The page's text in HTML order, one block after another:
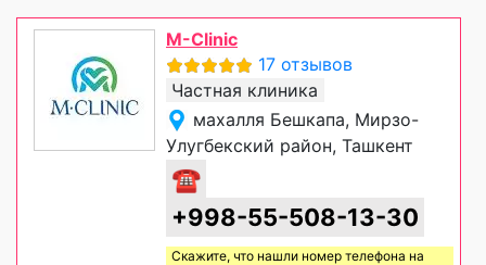
M-Clinic
17 отзывов
Частная клиника
махалля Бешкапа, Мирзо-
Улугбекский район, Ташкент
☎
+998-55-508-13-30
Скажите, что нашли номер телефона на